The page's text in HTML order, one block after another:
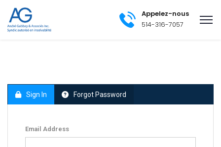
Appelez-nous
514-316-7057
Sign In Forgot Password
Email Address